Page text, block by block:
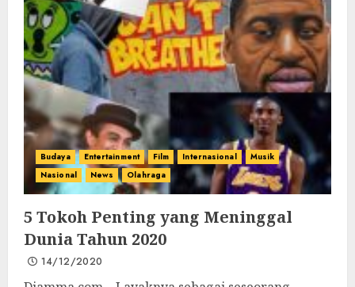
Budaya Entertainment Film Internasional
Musik
Nasional
News Olahraga
5 Tokoh Penting yang Meninggal
Dunia Tahun 2020
14/12/2020